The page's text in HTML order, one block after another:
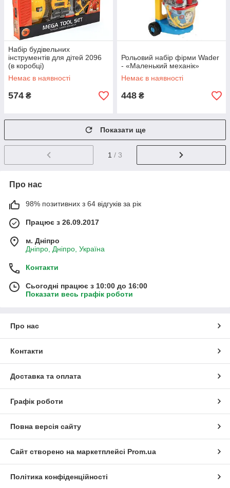
Набір будівельних
інструментів для дітей 2096
(в коробці)
Немає в наявності
574 ₴
Рольовий набір фірми Wader
- «Маленький механік»
Немає в наявності
448 ₴
Показати ще
1 / 3
Про нас
98% позитивних з 64 відгуків за рік
Працює з 26.09.2017
м. Дніпро
Дніпро, Дніпро, Україна
Контакти
Сьогодні працює з 10:00 до 16:00
Показати весь графік роботи
Про нас
Контакти
Доставка та оплата
Графік роботи
Повна версія сайту
Сайт створено на маркетплейсі Prom.ua
Політика конфіденційності